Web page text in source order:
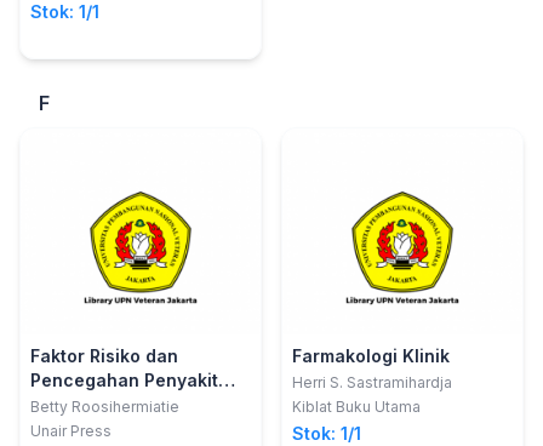
Stok: 1/1
F
Faktor Risiko dan
Pencegahan Penyakit
Tidak Menular di
Indonesia
Betty Roosihermiatie
Unair Press
Farmakologi Klinik
Herri S. Sastramihardja
Kiblat Buku Utama
Stok: 1/1